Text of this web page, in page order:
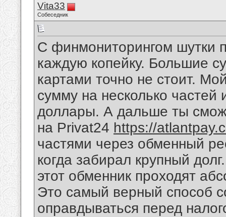
Vita33
Собеседник
С финмониторингом шутки
каждую копейку. Большие
картами точно не стоит.
сумму на несколько
доллары. А дальше ты
на Privat24 https://
частями через обменный
когда забирал крупный
этот обменник проходят
Это самый верный способ
оправдываться перед